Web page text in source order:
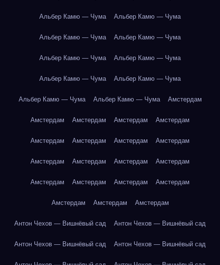
Альбер Камю — Чума Альбер Камю — Чума
Альбер Камю — Чума Альбер Камю — Чума
Альбер Камю — Чума Альбер Камю — Чума
Альбер Камю — Чума Альбер Камю — Чума
Альбер Камю — Чума Альбер Камю — Чума Амстердам
Амстердам Амстердам Амстердам Амстердам
Амстердам Амстердам Амстердам Амстердам
Амстердам Амстердам Амстердам Амстердам
Амстердам Амстердам Амстердам Амстердам
Амстердам Амстердам Амстердам
Антон Чехов — Вишнёвый сад Антон Чехов — Вишнёвый сад
Антон Чехов — Вишнёвый сад Антон Чехов — Вишнёвый сад